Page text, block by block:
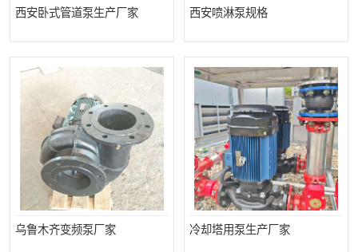
西安卧式管道泵生产厂家 西安喷淋泵规格
乌鲁木齐变频泵厂家 冷却塔用泵生产厂家